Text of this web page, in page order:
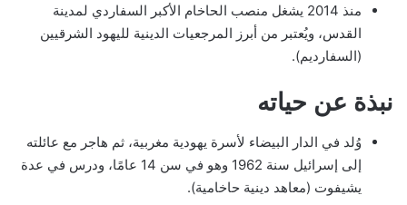
منذ 2014 يشغل منصب الحاخام الأكبر السفاردي لمدينة
القدس، ويُعتبر من أبرز المرجعيات الدينية لليهود الشرقيين
(السفارديم).
نبذة عن حياته
وُلد في الدار البيضاء لأسرة يهودية مغربية، ثم هاجر مع عائلته
إلى إسرائيل سنة 1962 وهو في سن 14 عامًا، ودرس في عدة
يشيفوت (معاهد دينية حاخامية).